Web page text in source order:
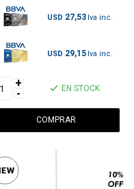
USD 27,53
USD 29,15
+
- EN STOCK